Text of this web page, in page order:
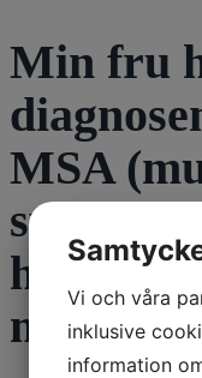
Min fru
MSA
händer?
Vi och våra
inklusive
information